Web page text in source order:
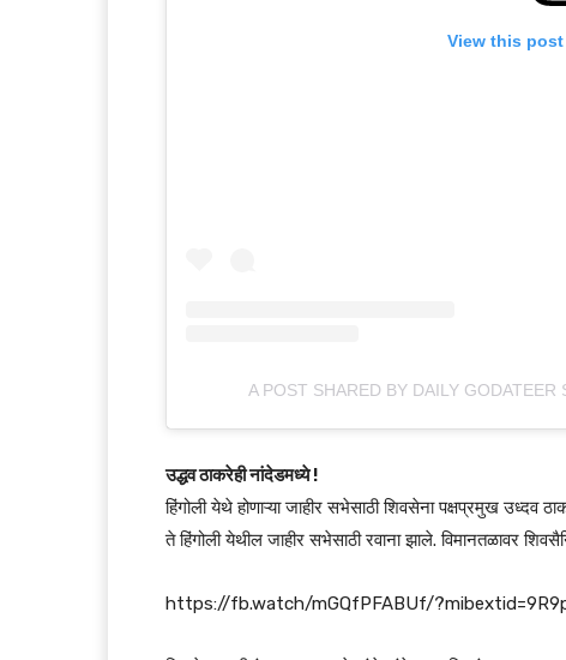
View this
A POST SHARED BY DAILY
उद्धव ठाकरेही नांदेडमध्ये !
हिंगोली येथे होणाऱ्या जाहीर सभेसाठी शिवसेना पक्षप्रमुख
ते हिंगोली येथील जाहीर सभेसाठी रवाना झाले. विमानतळावर
https://fb.watch/mGQfPFABUf/